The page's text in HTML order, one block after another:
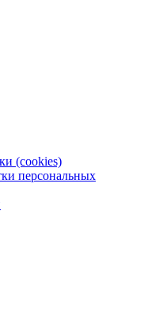
(cookies)
персональных